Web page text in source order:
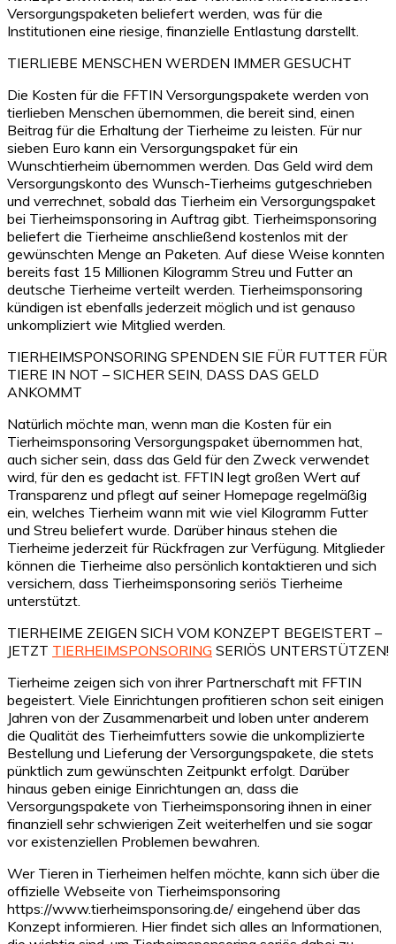
Versorgungspaketen beliefert werden, was für die
Institutionen eine riesige, finanzielle Entlastung darstellt.
TIERLIEBE MENSCHEN WERDEN IMMER GESUCHT
Die Kosten für die FFTIN Versorgungspakete werden von
tierlieben Menschen übernommen, die bereit sind, einen
Beitrag für die Erhaltung der Tierheime zu leisten. Für nur
sieben Euro kann ein Versorgungspaket für ein
Wunschtierheim übernommen werden. Das Geld wird dem
Versorgungskonto des Wunsch-Tierheims gutgeschrieben
und verrechnet, sobald das Tierheim ein Versorgungspaket
bei Tierheimsponsoring in Auftrag gibt. Tierheimsponsoring
beliefert die Tierheime anschließend kostenlos mit der
gewünschten Menge an Paketen. Auf diese Weise konnten
bereits fast 15 Millionen Kilogramm Streu und Futter an
deutsche Tierheime verteilt werden. Tierheimsponsoring
kündigen ist ebenfalls jederzeit möglich und ist genauso
unkompliziert wie Mitglied werden.
TIERHEIMSPONSORING SPENDEN SIE FÜR FUTTER FÜR
TIERE IN NOT – SICHER SEIN, DASS DAS GELD
ANKOMMT
Natürlich möchte man, wenn man die Kosten für ein
Tierheimsponsoring Versorgungspaket übernommen hat,
auch sicher sein, dass das Geld für den Zweck verwendet
wird, für den es gedacht ist. FFTIN legt großen Wert auf
Transparenz und pflegt auf seiner Homepage regelmäßig
ein, welches Tierheim wann mit wie viel Kilogramm Futter
und Streu beliefert wurde. Darüber hinaus stehen die
Tierheime jederzeit für Rückfragen zur Verfügung. Mitglieder
können die Tierheime also persönlich kontaktieren und sich
versichern, dass Tierheimsponsoring seriös Tierheime
unterstützt.
TIERHEIME ZEIGEN SICH VOM KONZEPT BEGEISTERT –
JETZT TIERHEIMSPONSORING SERIÖS UNTERSTÜTZEN!
Tierheime zeigen sich von ihrer Partnerschaft mit FFTIN
begeistert. Viele Einrichtungen profitieren schon seit einigen
Jahren von der Zusammenarbeit und loben unter anderem
die Qualität des Tierheimfutters sowie die unkomplizierte
Bestellung und Lieferung der Versorgungspakete, die stets
pünktlich zum gewünschten Zeitpunkt erfolgt. Darüber
hinaus geben einige Einrichtungen an, dass die
Versorgungspakete von Tierheimsponsoring ihnen in einer
finanziell sehr schwierigen Zeit weiterhelfen und sie sogar
vor existenziellen Problemen bewahren.
Wer Tieren in Tierheimen helfen möchte, kann sich über die
offizielle Webseite von Tierheimsponsoring
https://www.tierheimsponsoring.de/ eingehend über das
Konzept informieren. Hier findet sich alles an Informationen,